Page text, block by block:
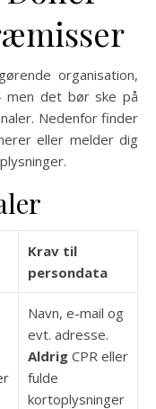
organisation,
det bør ske på
Nedenfor finder
eller melder dig
Krav til
persondata
Navn, e-mail og
evt. adresse.
Aldrig CPR eller
fulde
kortoplysninger